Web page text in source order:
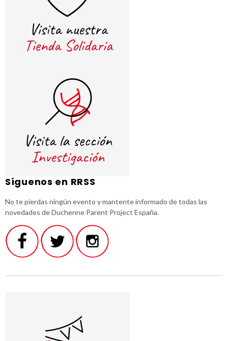
Síguenos en RRSS
No te pierdas ningún evento y mantente informado de todas las
novedades de Duchenne Parent Project España.